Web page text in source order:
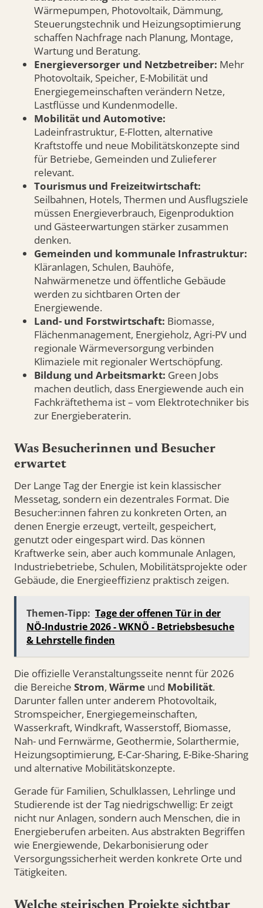
Wärmepumpen, Photovoltaik, Dämmung,
Steuerungstechnik und Heizungsoptimierung
schaffen Nachfrage nach Planung, Montage,
Wartung und Beratung.
Energieversorger und Netzbetreiber: Mehr
Photovoltaik, Speicher, E-Mobilität und
Energiegemeinschaften verändern Netze,
Lastflüsse und Kundenmodelle.
Mobilität und Automotive:
Ladeinfrastruktur, E-Flotten, alternative
Kraftstoffe und neue Mobilitätskonzepte sind
für Betriebe, Gemeinden und Zulieferer
relevant.
Tourismus und Freizeitwirtschaft:
Seilbahnen, Hotels, Thermen und Ausflugsziele
müssen Energieverbrauch, Eigenproduktion
und Gästeerwartungen stärker zusammen
denken.
Gemeinden und kommunale Infrastruktur:
Kläranlagen, Schulen, Bauhöfe,
Nahwärmenetze und öffentliche Gebäude
werden zu sichtbaren Orten der
Energiewende.
Land- und Forstwirtschaft: Biomasse,
Flächenmanagement, Energieholz, Agri-PV und
regionale Wärmeversorgung verbinden
Klimaziele mit regionaler Wertschöpfung.
Bildung und Arbeitsmarkt: Green Jobs
machen deutlich, dass Energiewende auch ein
Fachkräftethema ist – vom Elektrotechniker bis
zur Energieberaterin.
Was Besucherinnen und Besucher
erwartet
Der Lange Tag der Energie ist kein klassischer
Messetag, sondern ein dezentrales Format. Die
Besucher:innen fahren zu konkreten Orten, an
denen Energie erzeugt, verteilt, gespeichert,
genutzt oder eingespart wird. Das können
Kraftwerke sein, aber auch kommunale Anlagen,
Industriebetriebe, Schulen, Mobilitätsprojekte oder
Gebäude, die Energieeffizienz praktisch zeigen.
Themen-Tipp: Tage der offenen Tür in der
NÖ-Industrie 2026 - WKNÖ - Betriebsbesuche
& Lehrstelle finden
Die offizielle Veranstaltungsseite nennt für 2026
die Bereiche Strom, Wärme und Mobilität.
Darunter fallen unter anderem Photovoltaik,
Stromspeicher, Energiegemeinschaften,
Wasserkraft, Windkraft, Wasserstoff, Biomasse,
Nah- und Fernwärme, Geothermie, Solarthermie,
Heizungsoptimierung, E-Car-Sharing, E-Bike-Sharing
und alternative Mobilitätskonzepte.
Gerade für Familien, Schulklassen, Lehrlinge und
Studierende ist der Tag niedrigschwellig: Er zeigt
nicht nur Anlagen, sondern auch Menschen, die in
Energieberufen arbeiten. Aus abstrakten Begriffen
wie Energiewende, Dekarbonisierung oder
Versorgungssicherheit werden konkrete Orte und
Tätigkeiten.